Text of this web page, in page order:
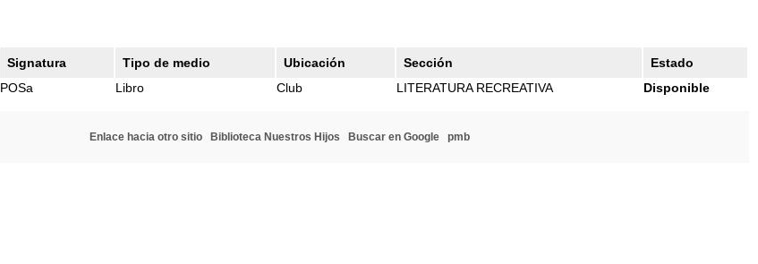
Signatura Tipo de medio Ubicación Sección
Estado
POSa Libro Club LITERATURA RECREATIVA Disponible
Enlace hacia otro sitio Biblioteca Nuestros Hijos Buscar en Google pmb